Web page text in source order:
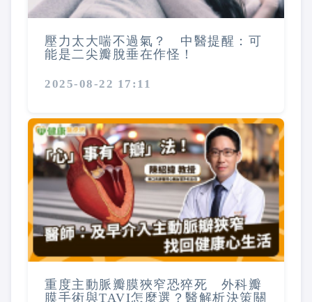
壓力太大喘不過氣？ 中醫提醒：可
能是二尖瓣脫垂在作怪！
2025-08-22 17:11
重度主動脈瓣膜狹窄恐猝死 外科瓣
膜手術與TAVI怎麼選？醫解析決策關